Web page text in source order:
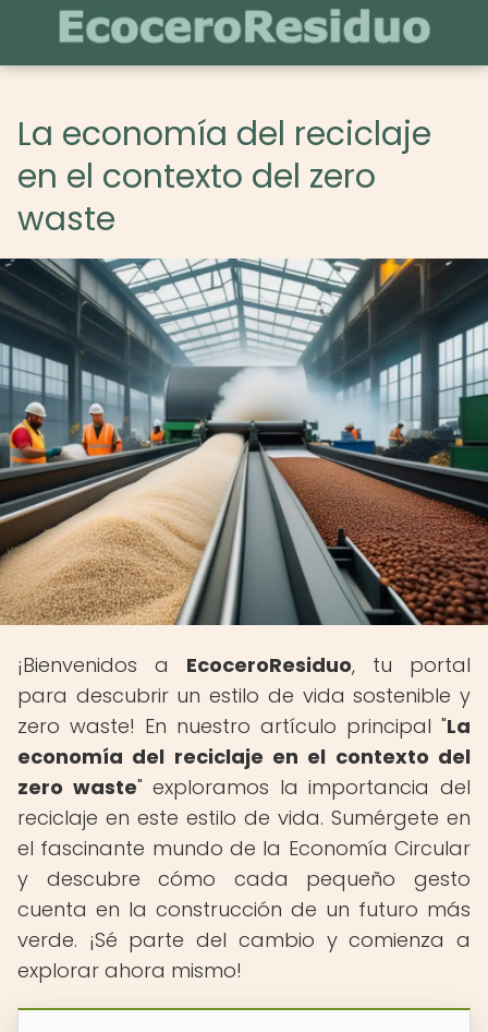
La economía del reciclaje
en el contexto del zero
waste
¡Bienvenidos a EcoceroResiduo, tu portal
para descubrir un estilo de vida sostenible y
zero waste! En nuestro artículo principal "La
economía del reciclaje en el contexto del
zero waste" exploramos la importancia del
reciclaje en este estilo de vida. Sumérgete en
el fascinante mundo de la Economía Circular
y descubre cómo cada pequeño gesto
cuenta en la construcción de un futuro más
verde. ¡Sé parte del cambio y comienza a
explorar ahora mismo!